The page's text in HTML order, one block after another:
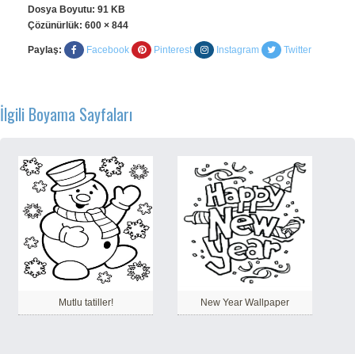
Dosya Boyutu: 91 KB
Çözünürlük: 600 × 844
Paylaş: Facebook Pinterest Instagram Twitter
İlgili Boyama Sayfaları
Mutlu tatiller! New Year Wallpaper